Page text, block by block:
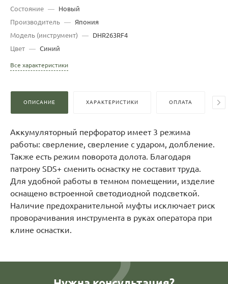
Состояние —
Новый
Производитель — Япония
Модель (инструмент)
—
DHR263RF4
Цвет — Синий
Все характеристики
ОПИСАНИЕ ХАРАКТЕРИСТИКИ ОПЛАТА
Аккумуляторный перфоратор имеет 3 режима
работы: сверление, сверление с ударом, долбление.
Также есть режим поворота долота. Благодаря
патрону SDS+ сменить оснастку не составит труда.
Для удобной работы в темном помещении, изделие
оснащено встроенной светодиодной подсветкой.
Наличие предохранительной муфты исключает риск
проворачивания инструмента в руках оператора при
клине оснастки.